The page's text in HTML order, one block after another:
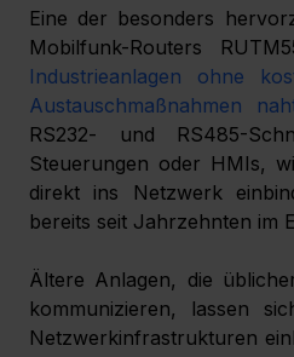
Eine der besonders
Mobilfunk-Routers
Industrieanlagen ohne
Austauschmaßnahmen
RS232- und RS485-
Steuerungen oder HMIs,
direkt ins Netzwerk
bereits seit Jahrzehnten im
Ältere Anlagen, die
kommunizieren, lassen
Netzwerkinfrastrukturen